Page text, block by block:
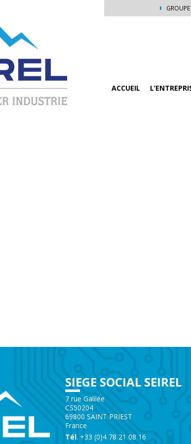
ACCUEIL
SIEGE SOCIAL SEIREL
7 rue Galilée
CS50204
69800 SAINT PRIEST
France
Tél. +33 (0)4 78 21 08 16